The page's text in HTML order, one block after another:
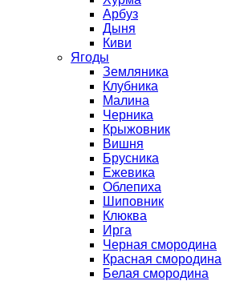
Арбуз
Дыня
Киви
Ягоды
Земляника
Клубника
Малина
Черника
Крыжовник
Вишня
Брусника
Ежевика
Облепиха
Шиповник
Клюква
Ирга
Черная смородина
Красная смородина
Белая смородина